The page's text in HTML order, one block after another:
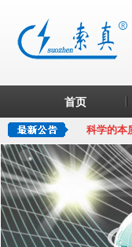
首页
科学的本